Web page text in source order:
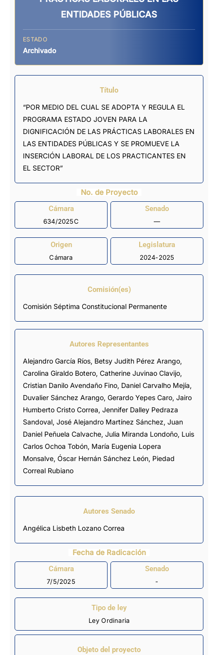
ENTIDADES PÚBLICAS
ESTADO
Archivado
Título
“POR MEDIO DEL CUAL SE ADOPTA Y REGULA EL
PROGRAMA ESTADO JOVEN PARA LA
DIGNIFICACIÓN DE LAS PRÁCTICAS LABORALES EN
LAS ENTIDADES PÚBLICAS Y SE PROMUEVE LA
INSERCIÓN LABORAL DE LOS PRACTICANTES EN
EL SECTOR”
No. de Proyecto
Cámara
634/2025C
Senado
—
Origen
Cámara
Legislatura
2024-2025
Comisión(es)
Comisión Séptima Constitucional Permanente
Autores Representantes
Alejandro García Ríos, Betsy Judith Pérez Arango,
Carolina Giraldo Botero, Catherine Juvinao Clavijo,
Cristian Danilo Avendaño Fino, Daniel Carvalho Mejía,
Duvalier Sánchez Arango, Gerardo Yepes Caro, Jairo
Humberto Cristo Correa, Jennifer Dalley Pedraza
Sandoval, José Alejandro Martínez Sánchez, Juan
Daniel Peñuela Calvache, Julia Miranda Londoño, Luis
Carlos Ochoa Tobón, María Eugenia Lopera
Monsalve, Óscar Hernán Sánchez León, Piedad
Correal Rubiano
Autores Senado
Angélica Lisbeth Lozano Correa
Fecha de Radicación
Cámara
7/5/2025
Senado
-
Tipo de ley
Ley Ordinaria
Objeto del proyecto